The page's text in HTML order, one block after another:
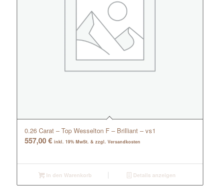
0.26 Carat – Top Wesselton F – Brilliant – vs1
557,00€ inkl. 19% MwSt. & zzgl. Versandkosten
In den Warenkorb Details anzeigen